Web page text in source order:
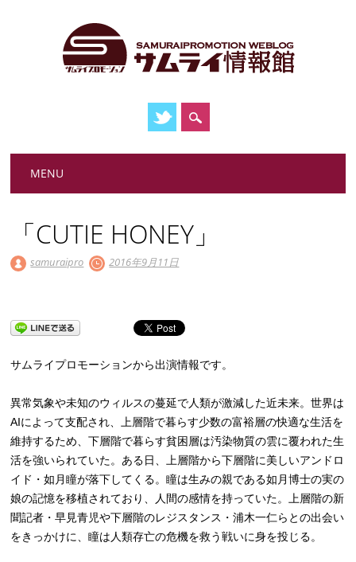
Main menu
MENU
「CUTIE HONEY」
samuraipro 2016年9月11日
サムライプロモーションから出演情報です。
異常気象や未知のウィルスの蔓延で人類が激減した近未来。世界は
AIによって支配され、上層階で暮らす少数の富裕層の快適な生活を
維持するため、下層階で暮らす貧困層は汚染物質の雲に覆われた生
活を強いられていた。ある日、上層階から下層階に美しいアンドロ
イド・如月瞳が落下してくる。瞳は生みの親である如月博士の実の
娘の記憶を移植されており、人間の感情を持っていた。上層階の新
聞記者・早見青児や下層階のレジスタンス・浦木一仁らとの出会い
をきっかけに、瞳は人類存亡の危機を救う戦いに身を投じる。